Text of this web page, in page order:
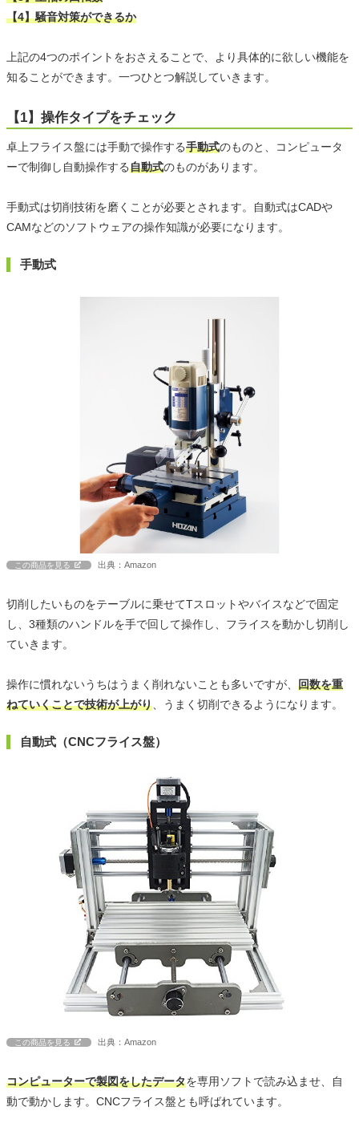
【4】騒音対策ができるか
上記の4つのポイントをおさえることで、より具体的に欲しい機能を
知ることができます。一つひとつ解説していきます。
【1】操作タイプをチェック
卓上フライス盤には手動で操作する手動式のものと、コンピュータ
ーで制御し自動操作する自動式のものがあります。
手動式は切削技術を磨くことが必要とされます。自動式はCADや
CAMなどのソフトウェアの操作知識が必要になります。
手動式
この商品を見る 出典：Amazon
切削したいものをテーブルに乗せてTスロットやバイスなどで固定
し、3種類のハンドルを手で回して操作し、フライスを動かし切削し
ていきます。
操作に慣れないうちはうまく削れないことも多いですが、 回数を重
ねていくことで技術が上がり、うまく切削できるようになります。
自動式（CNCフライス盤）
この商品を見る 出典：Amazon
コンピューターで製図をしたデータを専用ソフトで読み込ませ、自
動で動かします。CNCフライス盤とも呼ばれています。